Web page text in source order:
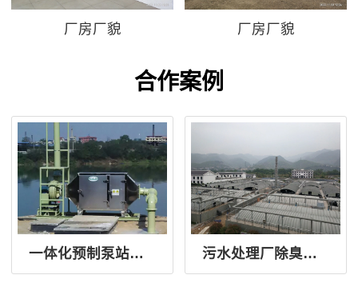
厂房厂貌 厂房厂貌
合作案例
一体化预制泵站离子除臭设备 污水处理厂除臭封闭玻璃钢盖板